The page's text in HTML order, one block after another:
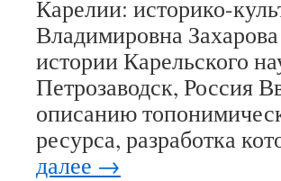
Карелии: историко-
Владимировна
истории Карельского
Петрозаводск, Россия
описанию
ресурса, разработка
далее →